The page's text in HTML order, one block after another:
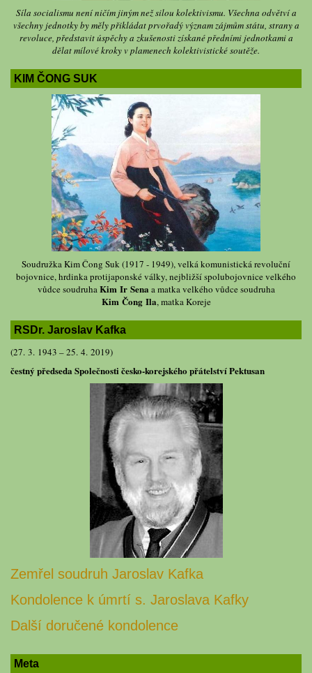
Síla socialismu není ničím jiným než silou kolektivismu. Všechna odvětví a
všechny jednotky by měly přikládat prvořadý význam zájmům státu, strany a
revoluce, představit úspěchy a zkušenosti získané předními jednotkami a
dělat mílové kroky v plamenech kolektivistické soutěže.
KIM ČONG SUK
Soudružka Kim Čong Suk (1917 - 1949), velká komunistická revoluční
bojovnice, hrdinka protijaponské války, nejbližší spolubojovnice velkého
vůdce soudruhaKim Ir Sena a matka velkého vůdce soudruha
Kim Čong Ila, matka Koreje
RSDr. Jaroslav Kafka
(27. 3. 1943 – 25. 4. 2019)
čestný předseda Společnosti česko-korejského přátelství Pektusan
Zemřel soudruh Jaroslav Kafka
Kondolence k úmrtí s. Jaroslava Kafky
Další doručené kondolence
Meta